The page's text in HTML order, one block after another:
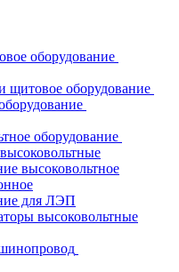
оборудование
щитовое оборудование
оборудование
высоковольтное
для ЛЭП
высоковольтные